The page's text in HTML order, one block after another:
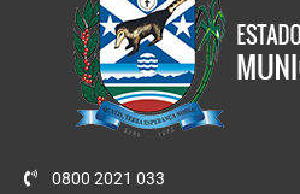
0800 2021 033